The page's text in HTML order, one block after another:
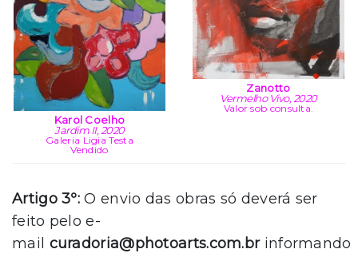
Karol Coelho
Jardim II, 2020
Galeria Ligia Testa
Vendido
Zanotto
Vermelho Vivo, 2020
Valor sob consulta.
Artigo 3º: O envio das obras só deverá ser
feito pelo e-
mail curadoria@photoarts.com.brinformando